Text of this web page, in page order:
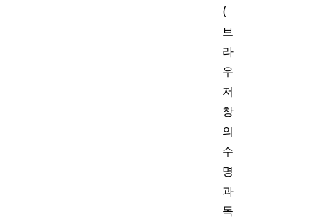
(
브
라
우
저
창
의
수
명
과
독